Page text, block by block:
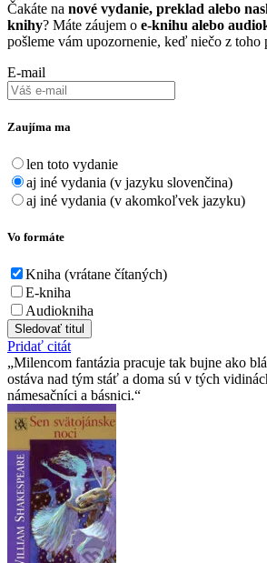
Čakáte na nové vydanie, preklad alebo
knihy? Máte záujem o e-knihu alebo
pošleme vám upozornenie, keď niečo z toho
E-mail
Zaujíma ma
len toto vydanie
aj iné vydania (v jazyku slovenčina)
aj iné vydania (v akomkoľvek jazyku)
Vo formáte
Kniha (vrátane čítaných)
E-kniha
Audiokniha
Sledovať titul
Pridať citát
Milencom fantázia pracuje tak bujne ako
ostáva nad tým stáť a doma sú v tých
námesačníci a básnici.